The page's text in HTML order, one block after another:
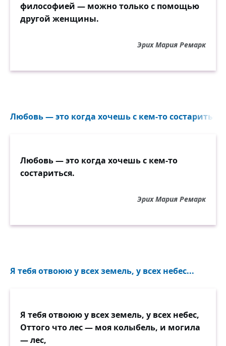
философией — можно только с помощью
другой женщины.
Эрих Мария Ремарк
Любовь — это когда хочешь с кем-то
Любовь — это когда хочешь с кем-то
состариться.
Эрих Мария Ремарк
Я тебя отвоюю у всех земель, у всех небес...
Я тебя отвоюю у всех земель, у всех небес,
Оттого что лес — моя колыбель, и могила
— лес,